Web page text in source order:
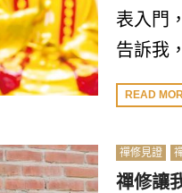
表入門
告訴我
READ
禪修見證
禪修讓